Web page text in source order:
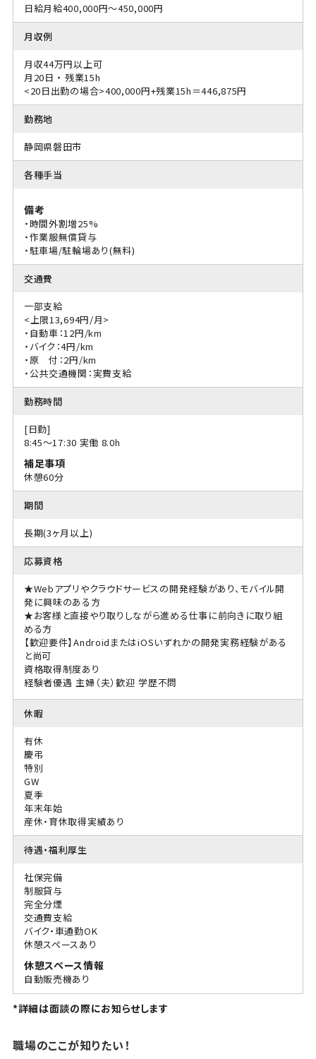
日給月給400,000円～450,000円
月収例
月収44万円以上可
月20日 ・ 残業15h
<20日出勤の場合>400,000円+残業15h＝446,875円
勤務地
静岡県磐田市
各種手当
備考
・時間外割増25%
・作業服無償貸与
・駐車場/駐輪場あり(無料)
交通費
一部支給
<上限13,694円/月>
・自動車：12円/km
・バイク：4円/km
・原 付：2円/km
・公共交通機関：実費支給
勤務時間
[日勤]
8:45〜17:30 実働 8.0h
補足事項
休憩60分
期間
長期(3ヶ月以上)
応募資格
★Webアプリやクラウドサービスの開発経験があり、モバイル開
発に興味のある方
★お客様と直接やり取りしながら進める仕事に前向きに取り組
める方
【歓迎要件】AndroidまたはiOSいずれかの開発実務経験がある
と尚可
資格取得制度あり
経験者優遇 主婦（夫）歓迎 学歴不問
休暇
有休
慶弔
特別
GW
夏季
年末年始
産休・育休取得実績あり
待遇・福利厚生
社保完備
制服貸与
完全分煙
交通費支給
バイク・車通勤OK
休憩スペースあり
休憩スペース情報
自動販売機あり
*詳細は面談の際にお知らせします
職場のここが知りたい！